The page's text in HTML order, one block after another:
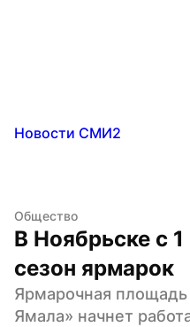
Новости СМИ2
Общество
В Ноябрьске с
сезон ярмарок
Ярмарочная
Ямала» начнет